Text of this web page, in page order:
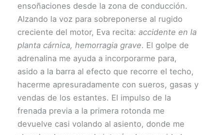
ensoñaciones desde la zona de conducción.
Alzando la voz para sobreponerse al rugido
creciente del motor, Eva recita:accidente en la
planta cárnica, hemorragia grave. El golpe de
adrenalina me ayuda a incorporarme para,
asido a la barra al efecto que recorre el techo,
hacerme apresuradamente con sueros, gasas y
vendas de los estantes. El impulso de la
frenada previa a la primera rotonda me
devuelve casi volando al asiento, donde me